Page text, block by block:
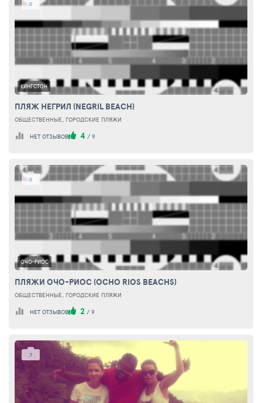
0
КИНГСТОН
ПЛЯЖ НЕГРИЛ (NEGRIL BEACH)
ОБЩЕСТВЕННЫЕ, ГОРОДСКИЕ ПЛЯЖИ
НЕТ ОТЗЫВОВ 4 / 9
0
ОЧО-РИОС
ПЛЯЖИ ОЧО-РИОС (OCHO RIOS BEACHS)
ОБЩЕСТВЕННЫЕ, ГОРОДСКИЕ ПЛЯЖИ
НЕТ ОТЗЫВОВ 2 / 9
7